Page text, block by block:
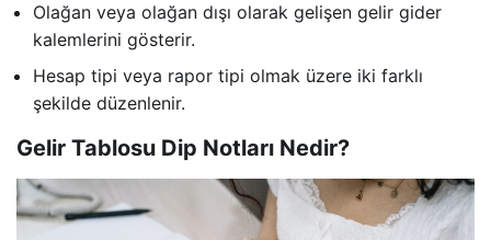
Olağan veya olağan dışı olarak gelişen gelir gider
kalemlerini gösterir.
Hesap tipi veya rapor tipi olmak üzere iki farklı
şekilde düzenlenir.
Gelir Tablosu Dip Notları Nedir?